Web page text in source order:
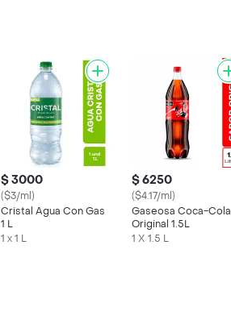
$ 3000
($3/ml)
Cristal Agua Con Gas
1 L
1 x 1 L
$ 6250
($4.17/ml)
Gaseosa Coca-Cola
Original 1.5L
1 X 1.5 L